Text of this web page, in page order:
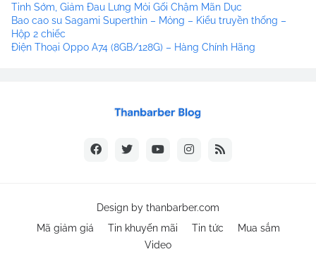
Tinh Sớm, Giảm Đau Lưng Mỏi Gối Chậm Mãn Dục
Bao cao su Sagami Superthin – Mỏng – Kiểu truyền thống –
Hộp 2 chiếc
Điện Thoại Oppo A74 (8GB/128G) – Hàng Chính Hãng
Design by thanbarber.com
Mã giảm giá
Tin khuyến mãi Tin tức
Mua sắm
Video